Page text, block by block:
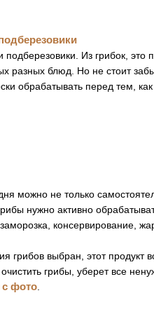
Из грибок, это
разных блюд. Но не стоит
обрабатывать перед тем,
можно не только
нужно активно
консервирование,
грибов выбран, этот продукт
грибы, уберет все
с фото